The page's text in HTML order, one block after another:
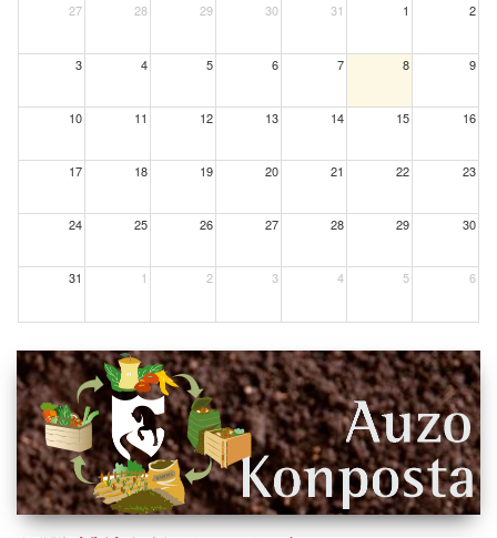
27 28 29 30 31 1 2
3 4 5 6 7 8 9
10 11 12 13 14 15 16
17 18 19 20 21 22 23
24 25 26 27 28 29 30
31 1 2 3 4 5 6